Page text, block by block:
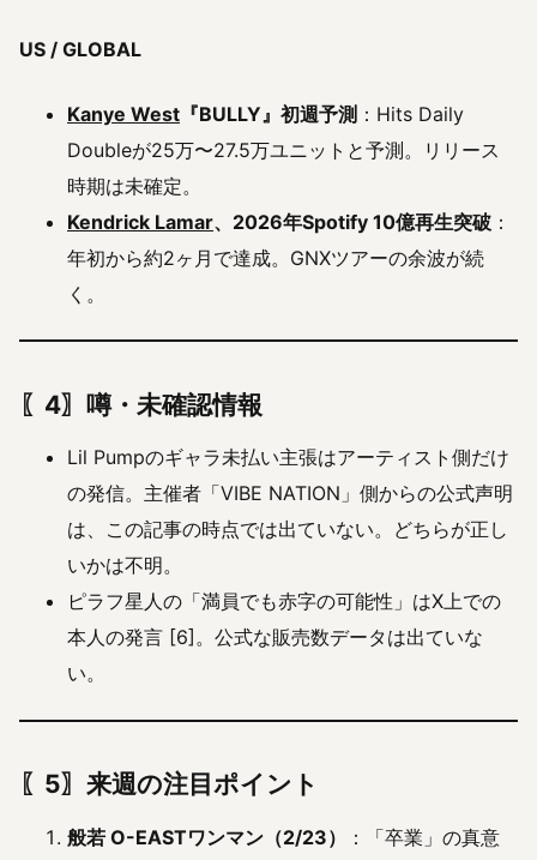
US / GLOBAL
Kanye West 『BULLY』初週予測 ：Hits Daily
Doubleが25万〜27.5万ユニットと予測。リリース
時期は未確定。
Kendrick Lamar、2026年Spotify 10億再生突破 ：
年初から約2ヶ月で達成。GNXツアーの余波が続
く。
〖4〗噂・未確認情報
Lil Pumpのギャラ未払い主張はアーティスト側だけ
の発信。主催者「VIBE NATION」側からの公式声明
は、この記事の時点では出ていない。どちらが正し
いかは不明。
ピラフ星人の「満員でも赤字の可能性」はX上での
本人の発言 [6]。公式な販売数データは出ていな
い。
〖5〗来週の注目ポイント
般若 O-EASTワンマン（2/23）
：「卒業」の真意